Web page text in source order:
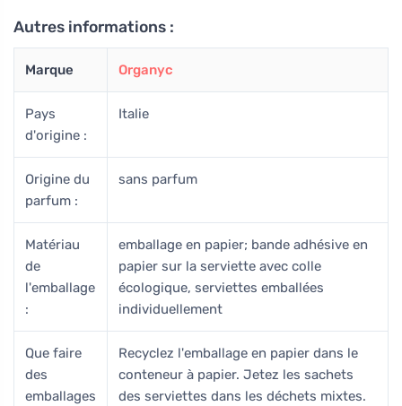
Autres informations :
Marque Organyc
Pays
d'origine :
Italie
Origine du
parfum :
sans parfum
Matériau
de
l'emballage
:
emballage en papier; bande adhésive en
papier sur la serviette avec colle
écologique, serviettes emballées
individuellement
Que faire
des
emballages
Recyclez l'emballage en papier dans le
conteneur à papier. Jetez les sachets
des serviettes dans les déchets mixtes.